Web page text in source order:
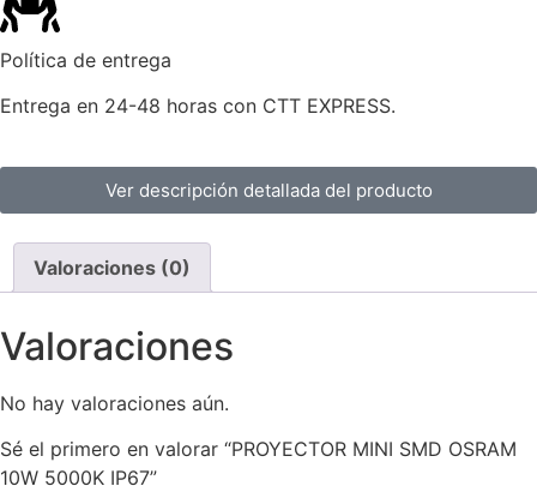
Política de entrega
Entrega en 24-48 horas con CTT EXPRESS.
Ver descripción detallada del producto
Valoraciones (0)
Valoraciones
No hay valoraciones aún.
Sé el primero en valorar “PROYECTOR MINI SMD OSRAM
10W 5000K IP67”